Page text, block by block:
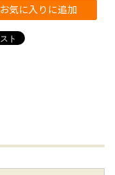
お気に入りに追加